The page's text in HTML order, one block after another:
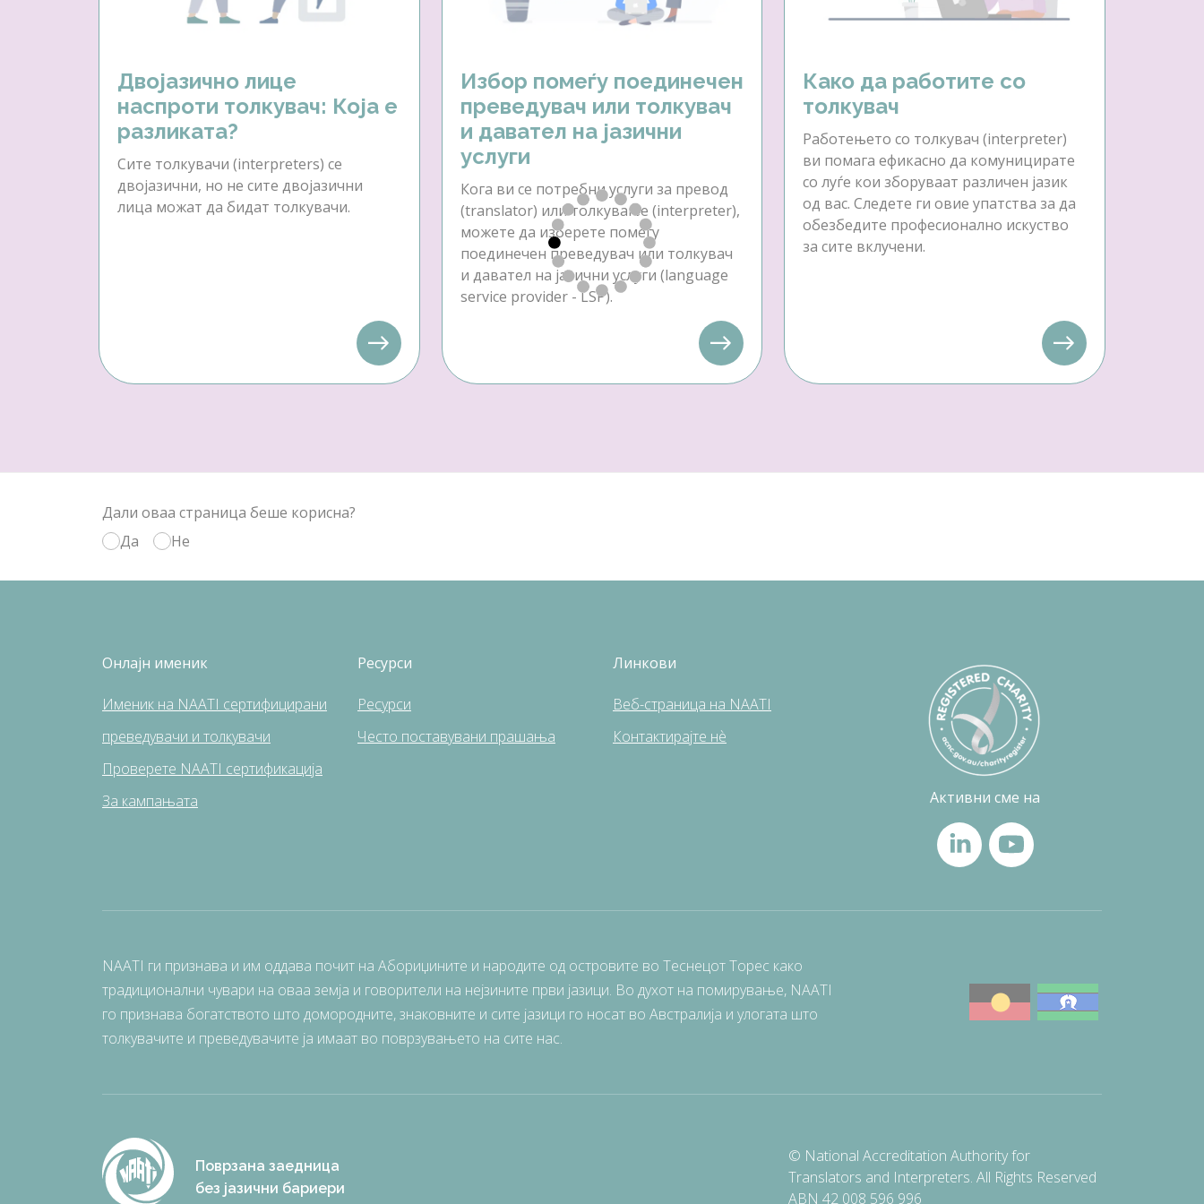
Двојазично лице
наспроти толкувач: Која е
разликата?
Сите толкувачи (interpreters) се
двојазични, но не сите двојазични
лица можат да бидат толкувачи.
Избор помеѓу поединечен
преведувач или толкувач
и давател на јазични
услуги
Кога ви се потребни услуги за превод
(translator) или толкување (interpreter),
можете да изберете помеѓу
поединечен преведувач или толкувач
и давател на јазични услуги (language
service provider - LSP).
Како да работите со
толкувач
Работењето со толкувач (interpreter)
ви помага ефикасно да комуницирате
со луѓе кои зборуваат различен јазик
од вас. Следете ги овие упатства за да
обезбедите професионално искуство
за сите вклучени.
Дали оваа страница беше корисна?
Да
Не
Онлајн именик
Именик на NAATI сертифицирани
преведувачи и толкувачи
Проверете NAATI сертификација
За кампањата
Ресурси
Pесурси
Често поставувани прашања
Линкови
Веб-страница на NAATI
Контактирајте нè
Активни сме на
NAATI ги признава и им оддава почит на Абориџините и народите од островите во Теснецот Торес како
традиционални чувари на оваа земја и говорители на нејзините први јазици. Во духот на помирување, NAATI
го признава богатството што домородните, знаковните и сите јазици го носат во Австралија и улогата што
толкувачите и преведувачите ја имаат во поврзувањето на сите нас.
Поврзана заедница
без јазични бариери
© National Accreditation Authority for
Translators and Interpreters. All Rights Reserved
ABN 42 008 596 996